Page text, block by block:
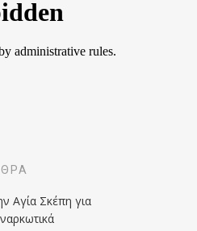
Αγία Σκέπη για